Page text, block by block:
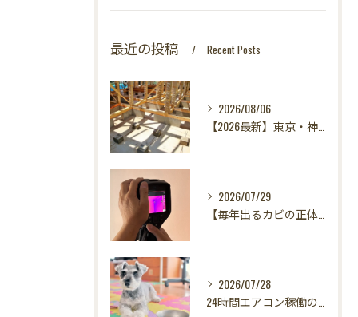
最近の投稿 Recent Posts
2026/08/06
2026/07/29
2026/07/28